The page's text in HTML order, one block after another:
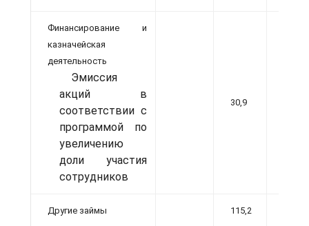
Финансирование и
казначейская
деятельность
Эмиссия
акций в
соответствии с
программой по
увеличению
доли участия
сотрудников
30,9
Другие займы 115,2